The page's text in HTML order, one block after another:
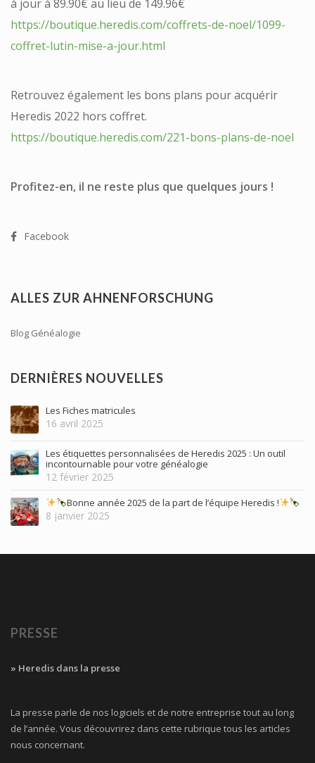
à jour à 89.90€ au lieu de 149.96€
https://boutique.heredis.com/coffrets-de-noel/1099-
coffret-lutin-mise-a-jour.html
Retrouvez également les bons plans pour acquérir
Heredis 2022 hors coffret.
https://boutique.heredis.com/221-bons-plans-de-noel
Profitez-en, il ne reste plus que quelques jours !
Facebook
ALLES ZUR AHNENFORSCHUNG
Blog Généalogie
DERNIÈRES NOUVELLES
Les Fiches matricules
16 avril 2025
Les étiquettes personnalisées de Heredis 2025 : Un outil
incontournable pour votre généalogie
12 février 2025
Bonne année 2025 de la part de l’équipe Heredis !
8 janvier 2025
PRESSE
» Heredis dans la presse
La presse parle de nos logiciels et de notre entreprise tout au long
de l’année. Vous découvrirez dans cette rubrique tous les articles
nous concernant.